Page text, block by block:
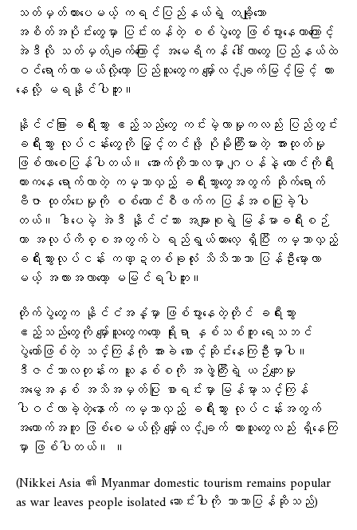
သတ်မှတ်ထားပေမယ့် ကရင်ပြည်နယ်ရဲ့ တချို့သော
အစိတ်အပိုင်းတွေမှာ ပြင်းထန်တဲ့ စစ်ပွဲတွေ ဖြစ်ပွားနေတာကြောင့်
အဲဒီလို သတ်မှတ်ချက်ကြောင့် အမေရိကန် ဒေါ်လာတွေ ပြည်နယ်ထဲ
ဝင်ရောက်လာမယ်လို့တော့ ပြည်သူတွေက မျှော်လင့်ချက်မြင့်မြင့် ထား
နေလို့ မရနိုင်ပါဘူး။
နိုင်ငံခြား ခရီးသွား ဧည့်သည်တွေ ကင်းမဲ့လာမှုကလည်း ပြည်တွင်း
ခရီးသွား လုပ်ငန်းတွေကို မြှင့်တင်ဖို့ ပိုမိုကြီးမားတဲ့ အားထုတ်မှု
ဖြစ်လာစေပြန်ပါတယ်။ အောက်တိုဘာလမှာ ဂျပန်နဲ့ တောင်ကိုရီး
ယားကနေ ရောက်လာတဲ့ ကမ္ဘာလှည့် ခရီးသွားတွေအတွက် ဆိုက်ရောက်
ဗီဇာ ထုတ်ပေးမှုကို စစ်​ကောင်စီဖက်က ပြန်အစပြုခဲ့ပါ
တယ်။ ဒါပေမဲ့ အဲဒီ နိုင်ငံသား အများစုရဲ့ မြန်မာခရီးစဉ်
ဟာ အလုပ်ကိစ္စအတွက်ပဲ ရည်ရွယ်ထားလေ့ ရှိပြီး ကမ္ဘာလှည့်
ခရီးသွားလုပ်ငန်း ကဏ္ဍတစ်ခုလုံး သိသိသာသာ ပြန်ဦးမော့လာ
မယ့် အလားအလာတော့ မမြင်ရပါဘူး။
တိုက်ပွဲတွေက နိုင်ငံအနှံ့မှာ ဖြစ်ပွားနေတဲ့တိုင် ခရီးသွား
ဧည့်သည်တွေကို မျှော်သူတွေကတော့ ရိုးရာ နှစ်သစ်ကူး ရေသဘင်
ပွဲတော်ဖြစ်တဲ့ သင်္ကြန်ကို အားခဲ စောင့်ဆိုင်းနေကြဦးမှာပါ။
ဒီဇင်ဘာလတုန်းက ယူနစ်စကို အဖွဲ့ကြီးရဲ့ ယဉ်ကျေးမှု
အမွေအနှစ် အသိအမှတ်ပြု စာရင်းမှာ မြန်မာ့သင်္ကြန်
ပါဝင်လာခဲ့တဲ့နောက် ကမ္ဘာလှည့် ခရီးသွား လုပ်ငန်းအတွက်
အထောက်အကူ ဖြစ်စေမယ်လို့ မျှော်လင့်ချက် ထားသူတွေလည်း ရှိနေကြ
မှာ ဖြစ်ပါတယ်။ ။
(Nikkei Asia ၏ Myanmar domestic tourism remains popular
as war leaves people isolated ဆောင်းပါးကို ဘာသာပြန်ဆိုသည်)